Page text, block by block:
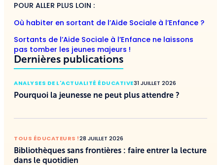
POUR ALLER PLUS LOIN :
Où habiter en sortant de l’Aide Sociale à l’Enfance ?
Sortants de l’Aide Sociale à l’Enfance ne laissons
pas tomber les jeunes majeurs !
Dernières publications
ANALYSES DE L'ACTUALITÉ ÉDUCATIVE31 JUILLET 2026
Pourquoi la jeunesse ne peut plus attendre ?
TOUS ÉDUCATEURS !28 JUILLET 2026
Bibliothèques sans frontières : faire entrer la lecture
dans le quotidien